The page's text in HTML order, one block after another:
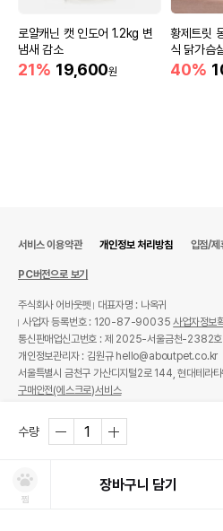
로얄캐닌 캣 인도어 1.2kg 변
냄새 감소
21% 19,600원
황제트릿
식 닭가슴
40%
수량
찜
장바구니 담기
서비스 이용약관 개인정보 처리방침 입점/제
PC버전으로 보기
주식회사 어바웃펫
대표자명 : 나옥귀
사업자 등록번호 : 120-87-90035사업자정보
통신판매업신고번호 : 제 2025-서울금천-2382호
개인정보관리자 : 김원규 hello@aboutpet.co.kr
서울특별시 금천구 가산디지털2로 144, 현대테
구매안전(에스크로)서비스